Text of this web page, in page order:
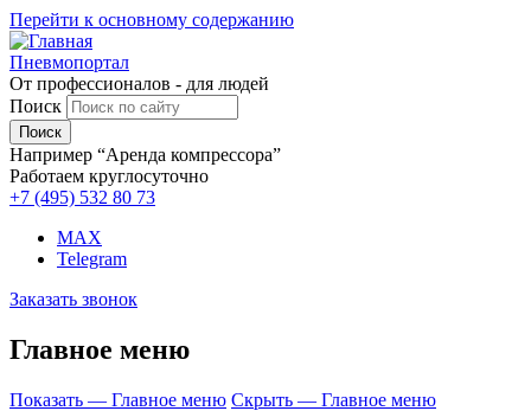
Перейти к основному содержанию
Пневмопортал
От профессионалов - для людей
Поиск
Например “Аренда компрессора”
Работаем круглосуточно
+7 (495) 532 80 73
MAX
Telegram
Заказать звонок
Главное меню
Показать — Главное меню Скрыть — Главное меню